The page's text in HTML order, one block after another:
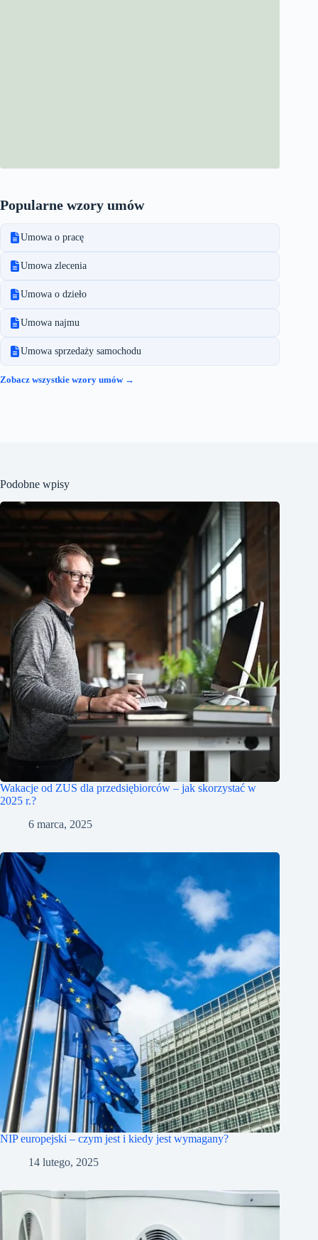
Popularne wzory umów
Umowa o pracę
Umowa zlecenia
Umowa o dzieło
Umowa najmu
Umowa sprzedaży samochodu
Zobacz wszystkie wzory umów →
Podobne wpisy
Wakacje od ZUS dla przedsiębiorców – jak skorzystać w
2025 r.?
6 marca, 2025
NIP europejski – czym jest i kiedy jest wymagany?
14 lutego, 2025